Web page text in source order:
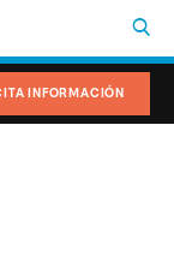
INFORMACIÓN